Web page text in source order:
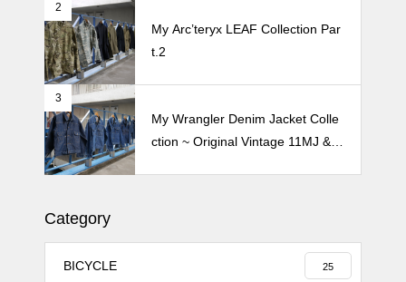
oyamaでメンテナンス 2026
2
My Arc’teryx LEAF Collection Par
t.2
3
My Wrangler Denim Jacket Colle
ction ~ Original Vintage 11MJ & 1
Category
BICYCLE 25